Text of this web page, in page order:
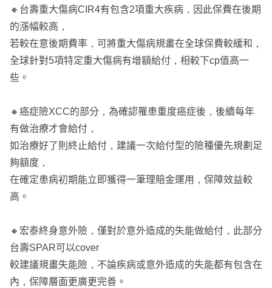
🔸台壽重大傷病CIR4有包含2項重大疾病，因此保費在後期
的漲幅較高，
若較在意後期費率，可將重大傷病規畫在全球保費較緩和，
全球針對5項特定重大傷病有增額給付，相較下cp值高一
些。
🔸癌症險XCC的部分，為確認罹患重度癌症後，後續每年
有做治療才會給付，
如治療好了則終止給付，建議一次給付型的險種優先規劃足
夠額度，
在確定患病初期能立即獲得一筆理賠金運用，保障效益較
高。
🔸宏泰終身意外險，僅對於意外造成的失能做給付，此部分
台壽SPAR可以cover
較建議規畫失能險，不論疾病或意外造成的失能都有包含在
內，保障層面更廣更完善。